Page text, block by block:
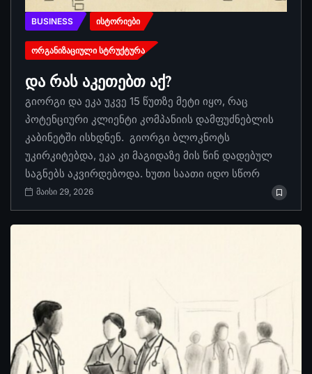
BUSINESS ᲘᲡᲢᲝᲠᲘᲔᲑᲘ
ᲝᲠᲒᲐᲜᲘᲖᲐᲪᲘᲣᲚᲘ ᲡᲢᲠᲣᲥᲢᲣᲠᲐ
და რას აკეთებთ აქ?
გიორგი და ეკა უკვე 15 წუთზე მეტი იყო, რაც
პოტენციური კლიენტი კომპანიის დამფუძნებლის
კაბინეტში ისხდნენ. გიორგი ბლოკნოტს
უკირკიტებდა, ეკა კი მაგიდაზე მის წინ დადებულ
საგნებს აკვირდებოდა. ხუთი საათი იდო სწორ
მაისი 29, 2026